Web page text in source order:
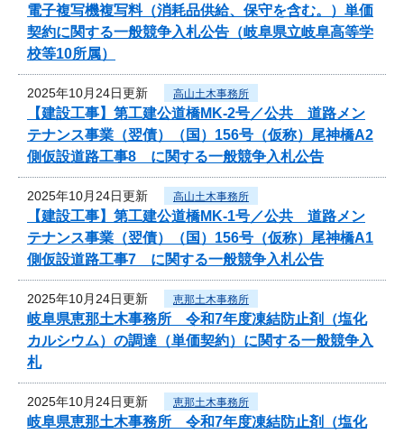
電子複写機複写料（消耗品供給、保守を含む。）単価
契約に関する一般競争入札公告（岐阜県立岐阜高等学
校等10所属）
2025年10月24日更新 高山土木事務所
【建設工事】第工建公道橋MK-2号／公共 道路メン
テナンス事業（翌債）（国）156号（仮称）尾神橋A2
側仮設道路工事8 に関する一般競争入札公告
2025年10月24日更新 高山土木事務所
【建設工事】第工建公道橋MK-1号／公共 道路メン
テナンス事業（翌債）（国）156号（仮称）尾神橋A1
側仮設道路工事7 に関する一般競争入札公告
2025年10月24日更新 恵那土木事務所
岐阜県恵那土木事務所 令和7年度凍結防止剤（塩化
カルシウム）の調達（単価契約）に関する一般競争入
札
2025年10月24日更新 恵那土木事務所
岐阜県恵那土木事務所 令和7年度凍結防止剤（塩化